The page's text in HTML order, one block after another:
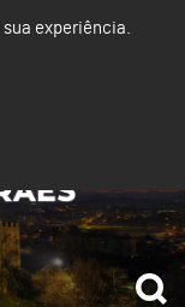
experiência.